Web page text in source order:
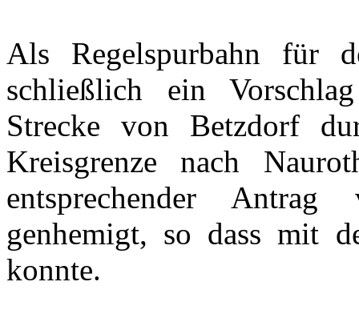
Als Regelspurbahn für
schließlich ein
Strecke von Betzdorf
Kreisgrenze nach
entsprechender
genhemigt, so dass mit
konnte.